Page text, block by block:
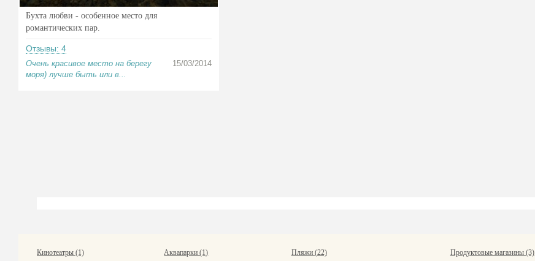
Бухта любви - особенное место для
романтических пар.
Отзывы: 4
Очень красивое место на берегу
моря) лучше быть или в...
15/03/2014
Кинотеатры (1)
Аквапарки (1)
Пляжи (22)
Продуктовые магазины (3)